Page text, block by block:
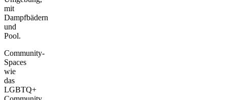
mit
Dampfbädern
und
Pool.
Community-
Spaces
wie
das
LGBTQ+